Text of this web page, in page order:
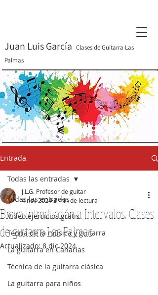
Juan Luis García Clases de Guitarra Las
Palmas
Entrada
Todas las entradas
Video ejercicios gratis
Teoría de la música y guitarra
La guitarra en Canarias
Técnica de la guitarra clásica
La guitarra para niños
Todas las entradas
Breve introducción a Intervalos. Clases
de guitarra Las Palmas
J.L.G. Profesor de guitar
4 nov 20242 min de lectura
Actualizado: 8 dic 2024